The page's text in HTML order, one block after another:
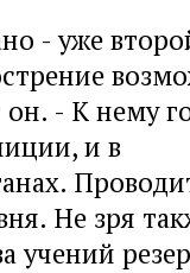
- уже
- К нему
и в
Не зря
учений